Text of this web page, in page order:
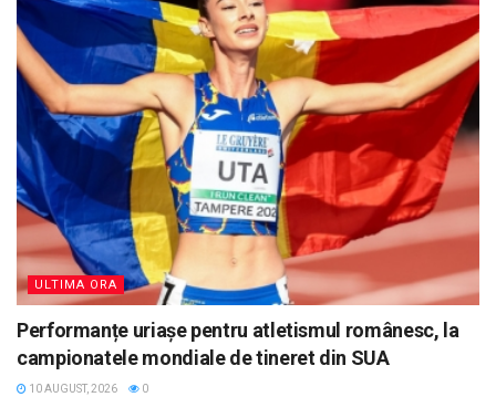
ULTIMA ORA
Performanțe uriașe pentru atletismul românesc, la
campionatele mondiale de tineret din SUA
10 AUGUST, 2026 0